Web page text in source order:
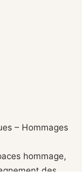
– Hommages
hommage,
des